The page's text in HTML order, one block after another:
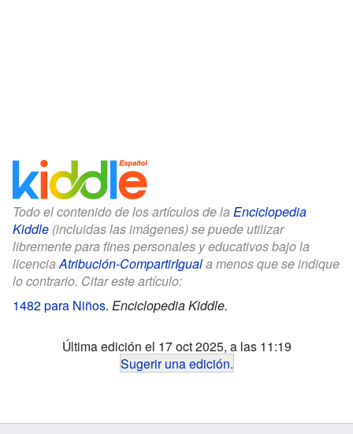
Todo el contenido de los artículos de la Enciclopedia
Kiddle (incluidas las imágenes) se puede utilizar
libremente para fines personales y educativos bajo la
licencia Atribución-CompartirIguala menos que se indique
lo contrario. Citar este artículo:
1482 para Niños. Enciclopedia Kiddle.
Última edición el 17 oct 2025, a las 11:19
Sugerir una edición.